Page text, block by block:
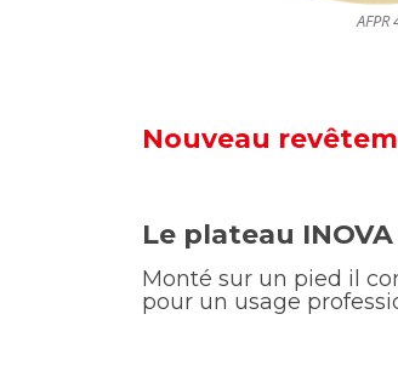
AFPR
Nouveau
Le plateau
Monté sur un pied il
pour un usage